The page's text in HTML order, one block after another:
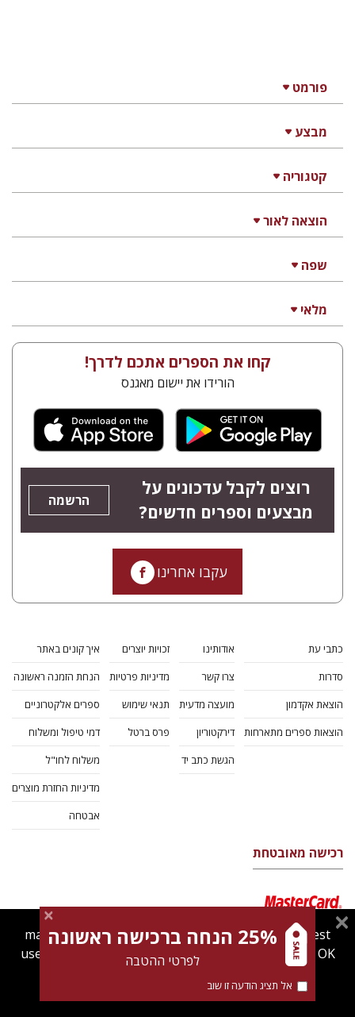
פורמט
מבצע
קטגוריה
הוצאה לאור
שפה
מלאי
קחו את הספרים אתכם לדרך!
הורידו את יישום מאגנס
רוצים לקבל עדכונים על
מבצעים וספרים חדשים?
הרשמה
עקבו אחרינו
כתבי עת
סדרות
הוצאת אקדמון
הוצאות ספרים מתארחות
אודותינו
צרו קשר
מועצה מדעית
דירקטוריון
הגשת כתב יד
זכויות יוצרים
מדיניות פרטיות
תנאי שימוש
פרס ברטל
איך קונים באתר
הנחת הזמנה ראשונה
ספרים אלקטרוניים
דמי טיפול ומשלוח
משלוח לחו"ל
מדיניות החזרת מוצרים
אבטחה
רכישה מאובטחת
magnespress.co.il uses cookies to give you the best
user experience. Using this website means you're OK
Find out more about ourcookies policy
25% הנחה ברכישה ראשונה
לפרטי ההטבה
אל תציג הודעה זו שוב